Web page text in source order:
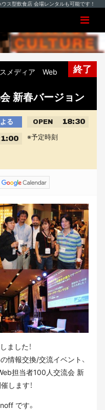
ス型飲食店 会場レンタルも可能です！
終了
スメディア Web
新春バージョン
よる OPEN 18:30
※予定時刻
ました！
情報交換/交流イベント、
担当者100人交流会 新
します！
です。